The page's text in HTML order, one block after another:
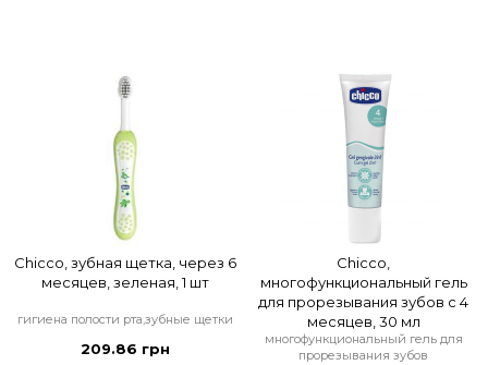
Chicco, зубная щетка, через 6
месяцев, зеленая, 1 шт
гигиена полости рта,зубные щетки
209.86 грн
Chicco,
многофункциональный гель
для прорезывания зубов с 4
месяцев, 30 мл
многофункциональный гель для
прорезывания зубов